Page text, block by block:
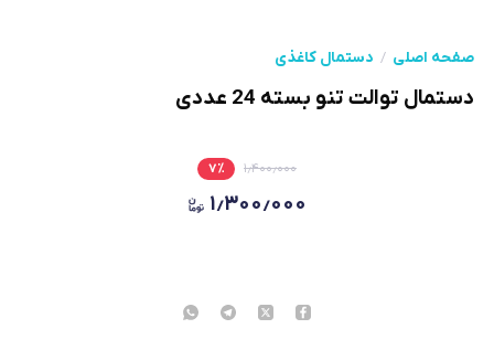
صفحه اصلی دستمال کاغذی
دستمال توالت تنو بسته 24 عددی
۱٫۴۰۰٫۰۰۰ ۷٪
۱٫۳۰۰٫۰۰۰